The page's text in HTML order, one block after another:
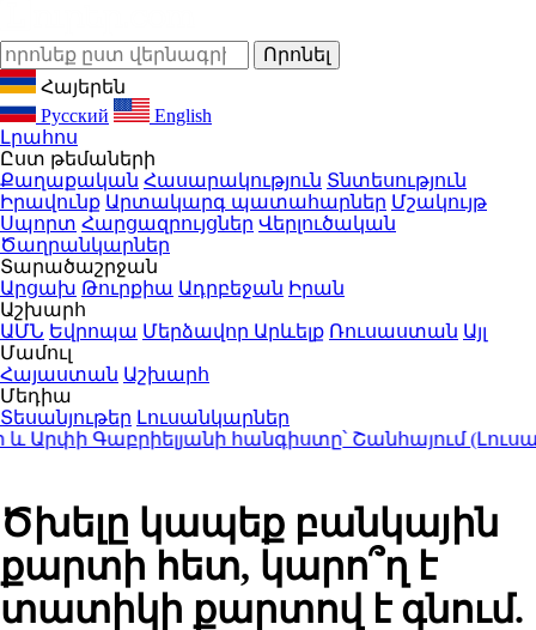
Հայերեն
Русский
English
Լրահոս
Ըստ թեմաների
Քաղաքական Հասարակություն Տնտեսություն
Իրավունք Արտակարգ պատահարներ Մշակույթ
Սպորտ Հարցազրույցներ Վերլուծական
Ծաղրանկարներ
Տարածաշրջան
Արցախ Թուրքիա Ադրբեջան Իրան
Աշխարհ
ԱՄՆ Եվրոպա Մերձավոր Արևելք Ռուսաստան Այլ
Մամուլ
Հայաստան Աշխարհ
Մեդիա
Տեսանյութեր Լուսանկարներ
Գաբրիելյանի հանգիստը՝ Շանհայում
Ծխելը կապեք բանկային
քարտի հետ, կարո՞ղ է
տատիկի քարտով է գնում.